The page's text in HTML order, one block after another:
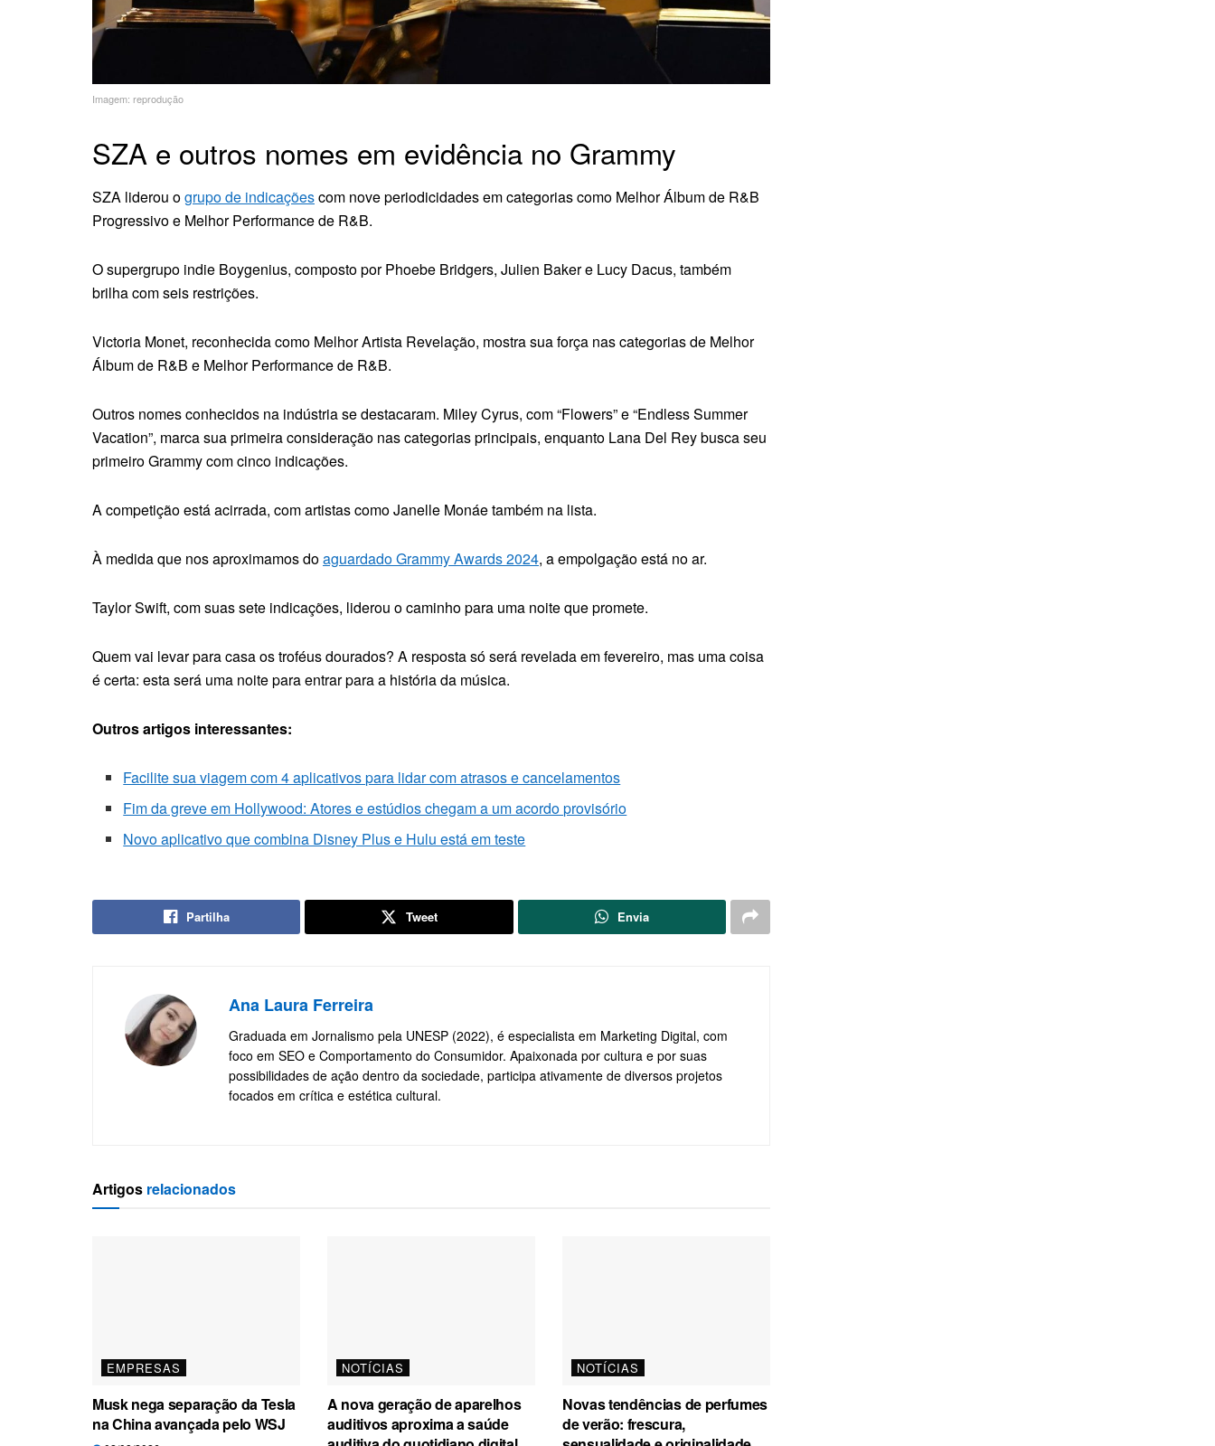
Imagem: reprodução
SZA e outros nomes em evidência no Grammy
SZA liderou ogrupo de indicaçõescom nove periodicidades em categorias como Melhor Álbum de R&B
Progressivo e Melhor Performance de R&B.
O supergrupo indie Boygenius, composto por Phoebe Bridgers, Julien Baker e Lucy Dacus, também
brilha com seis restrições.
Victoria Monet, reconhecida como Melhor Artista Revelação, mostra sua força nas categorias de Melhor
Álbum de R&B e Melhor Performance de R&B.
Outros nomes conhecidos na indústria se destacaram. Miley Cyrus, com “Flowers” e “Endless Summer
Vacation”, marca sua primeira consideração nas categorias principais, enquanto Lana Del Rey busca seu
primeiro Grammy com cinco indicações.
A competição está acirrada, com artistas como Janelle Monáe também na lista.
À medida que nos aproximamos doaguardado Grammy Awards 2024, a empolgação está no ar.
Taylor Swift, com suas sete indicações, liderou o caminho para uma noite que promete.
Quem vai levar para casa os troféus dourados? A resposta só será revelada em fevereiro, mas uma coisa
é certa: esta será uma noite para entrar para a história da música.
Outros artigos interessantes:
Facilite sua viagem com 4 aplicativos para lidar com atrasos e cancelamentos
Fim da greve em Hollywood: Atores e estúdios chegam a um acordo provisório
Novo aplicativo que combina Disney Plus e Hulu está em teste
Partilha Tweet Envia
Ana Laura Ferreira
Graduada em Jornalismo pela UNESP (2022), é especialista em Marketing Digital, com
foco em SEO e Comportamento do Consumidor. Apaixonada por cultura e por suas
possibilidades de ação dentro da sociedade, participa ativamente de diversos projetos
focados em crítica e estética cultural.
Artigos relacionados
EMPRESAS
Musk nega separação da Tesla
na China avançada pelo WSJ
NOTÍCIAS
A nova geração de aparelhos
auditivos aproxima a saúde
NOTÍCIAS
Novas tendências de perfumes
de verão: frescura,